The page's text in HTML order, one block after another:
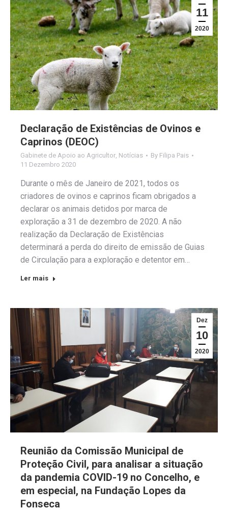
11
2020
Declaração de Existências de Ovinos e
Caprinos (DEOC)
Gabinete de Apoio ao Agricultor Notícias By Filipa Pais
11 Dezembro 2020
Durante o mês de Janeiro de 2021, todos os
criadores de ovinos e caprinos ficam obrigados a
declarar os animais detidos por marca de
exploração a 31 de dezembro de 2020. A não
realização da Declaração de Existências
determinará a perda do direito de emissão de Guias
de Circulação para a exploração e detentor em…
Ler mais
Dez
10
2020
Reunião da Comissão Municipal de
Proteção Civil, para analisar a situação
da pandemia COVID-19 no Concelho, e
em especial, na Fundação Lopes da
Fonseca